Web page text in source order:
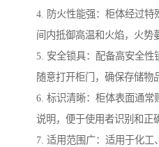
4. 防火性能强：柜体经过特
间内抵御高温和火焰，火势
5. 安全锁具：配备高安全性
随意打开柜门，确保存储物
6. 标识清晰：柜体表面通常
说明，便于使用者识别和正
7. 适用范围广：适用于化